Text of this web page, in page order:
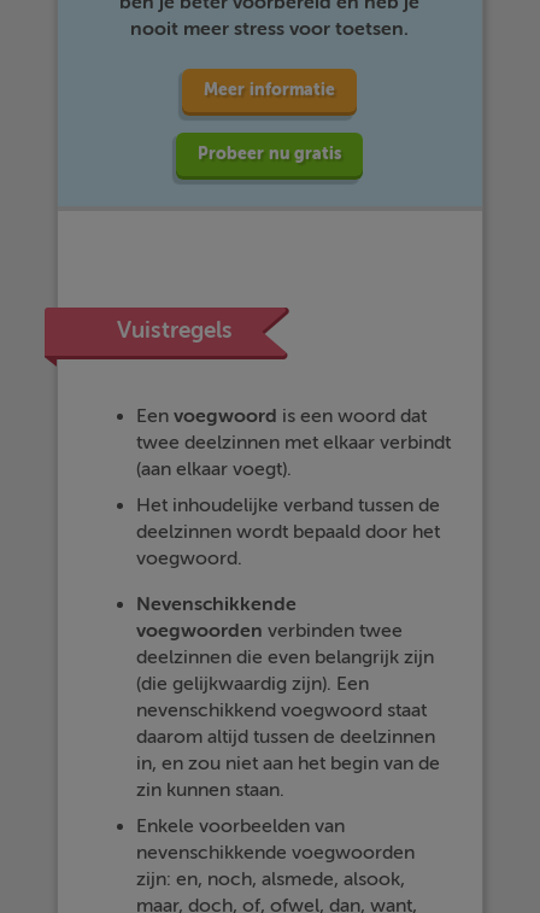
nooit meer stress voor toetsen.
Meer informatie
Probeer nu gratis
Vuistregels
Eenvoegwoord is een woord dat
twee deelzinnen met elkaar verbindt
(aan elkaar voegt).
Het inhoudelijke verband tussen de
deelzinnen wordt bepaald door het
voegwoord.
Nevenschikkende
voegwoorden verbinden twee
deelzinnen die even belangrijk zijn
(die gelijkwaardig zijn). Een
nevenschikkend voegwoord staat
daarom altijd tussen de deelzinnen
in, en zou niet aan het begin van de
zin kunnen staan.
Enkele voorbeelden van
nevenschikkende voegwoorden
zijn: en, noch, alsmede, alsook,
maar, doch, of, ofwel, dan, want,